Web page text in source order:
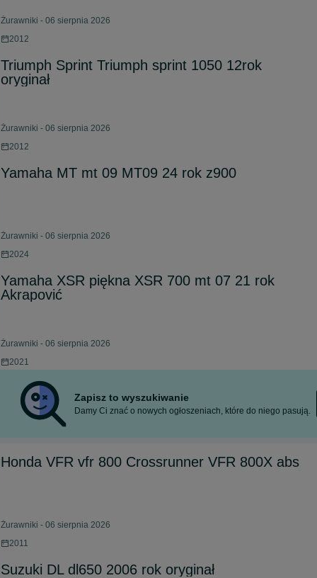
Żurawniki - 06 sierpnia 2026
2012
Triumph Sprint Triumph sprint 1050 12rok
oryginał
Żurawniki - 06 sierpnia 2026
2012
Yamaha MT mt 09 MT09 24 rok z900
Żurawniki - 06 sierpnia 2026
2024
Yamaha XSR piękna XSR 700 mt 07 21 rok
Akrapović
Żurawniki - 06 sierpnia 2026
2021
Zapisz to wyszukiwanie
Damy Ci znać o nowych ogłoszeniach, które do niego pasują.
Honda VFR vfr 800 Crossrunner VFR 800X abs
Żurawniki - 06 sierpnia 2026
2011
Suzuki DL dl650 2006 rok oryginał